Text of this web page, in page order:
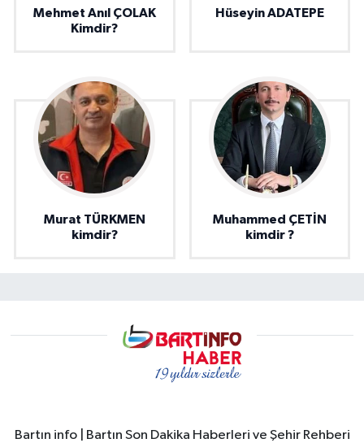
Mehmet Anıl ÇOLAK
Kimdir?
Hüseyin ADATEPE
Murat TÜRKMEN
kimdir?
Muhammed ÇETİN
kimdir ?
Bartın info | Bartın Son Dakika Haberleri ve Şehir Rehberi